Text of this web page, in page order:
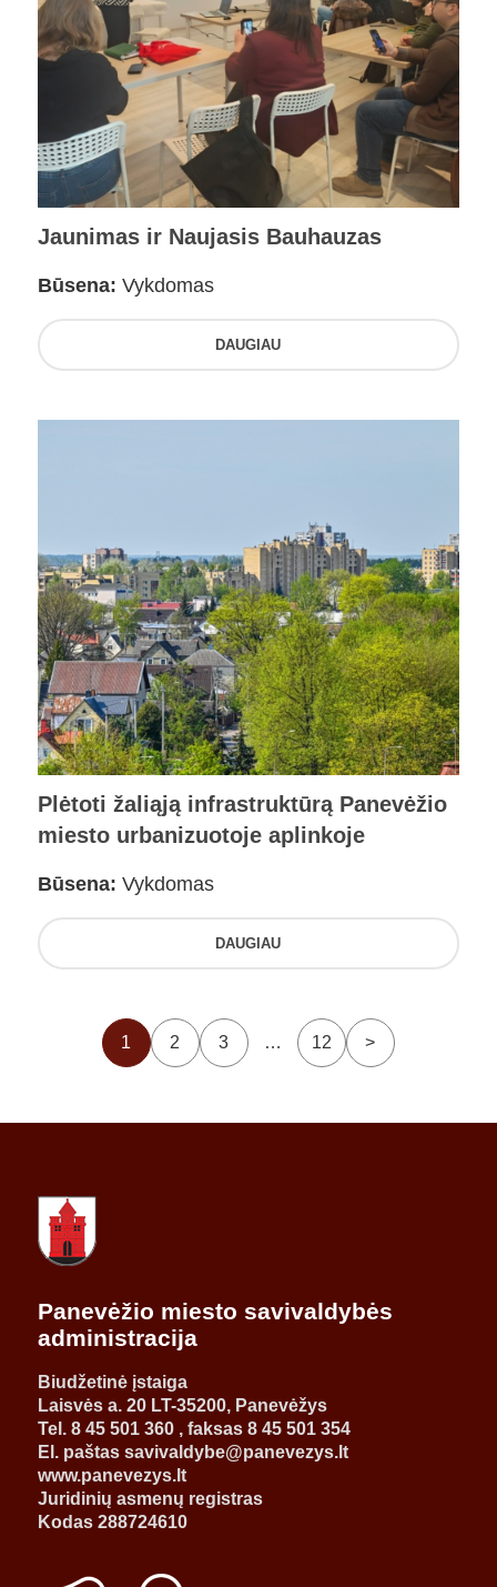
Jaunimas ir Naujasis Bauhauzas
Būsena: Vykdomas
DAUGIAU
Plėtoti žaliąją infrastruktūrą Panevėžio
miesto urbanizuotoje aplinkoje
Būsena: Vykdomas
DAUGIAU
1 2 3 … 12 >
Panevėžio miesto savivaldybės
administracija
Biudžetinė įstaiga
Laisvės a. 20 LT-35200, Panevėžys
Tel. 8 45 501 360 , faksas 8 45 501 354
El. paštas savivaldybe@panevezys.lt
www.panevezys.lt
Juridinių asmenų registras
Kodas 288724610